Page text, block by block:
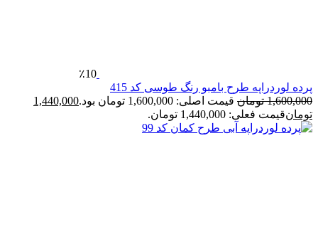
٪10
لوردراپه طرح بامبو رنگ طوسی کد 415
تومان قیمت اصلی: 1,600,000 تومان بود.
1,440,000
قیمت فعلی: 1,440,000 تومان.